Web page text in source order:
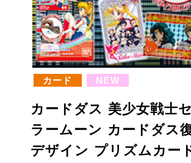
カード NEW
カードダス 美少女戦士
ラームーン カードダス
デザイン プリズムカー